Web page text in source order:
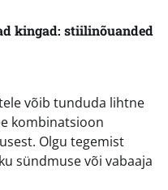
kingad: stiilinõuanded
võib tunduda lihtne
kombinatsioon
Olgu tegemist
sündmuse või vabaaja